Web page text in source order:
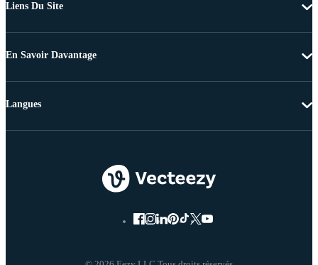
Liens Du Site
En Savoir Davantage
Langues